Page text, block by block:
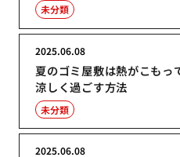
未分類
夏のゴミ屋敷は熱がこもっ
涼しく過ごす方法
2025.06.08
未分類
2025.06.08